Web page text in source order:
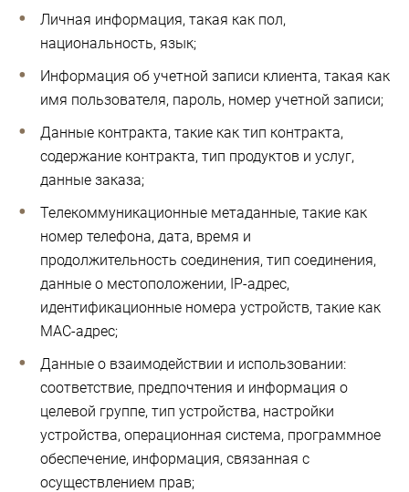
Личная информация, такая как пол,
национальность, язык;
Информация об учетной записи клиента, такая как
имя пользователя, пароль, номер учетной записи;
Данные контракта, такие как тип контракта,
содержание контракта, тип продуктов и услуг,
данные заказа;
Телекоммуникационные метаданные, такие как
номер телефона, дата, время и
продолжительность соединения, тип соединения,
данные о местоположении, IP-адрес,
идентификационные номера устройств, такие как
MAC-адрес;
Данные о взаимодействии и использовании:
соответствие, предпочтения и информация о
целевой группе, тип устройства, настройки
устройства, операционная система, программное
обеспечение, информация, связанная с
осуществлением прав;